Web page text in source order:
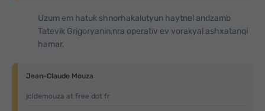
Uzum em hatuk shnorhakalutyun haytnel andzamb
Tatevik Grigoryanin,nra operativ ev vorakyal ashxatanqi
hamar.
Jean-Claude Mouza
jcldemouza at free dot fr